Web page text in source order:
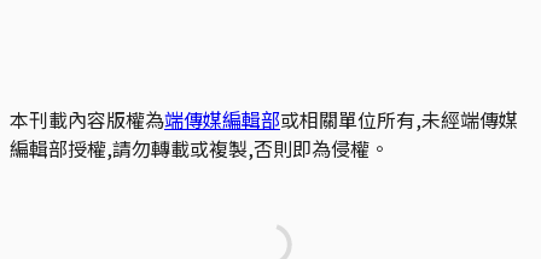
本刊載內容版權為端傳媒編輯部或相關單位所有,未經端傳媒
編輯部授權,請勿轉載或複製,否則即為侵權。